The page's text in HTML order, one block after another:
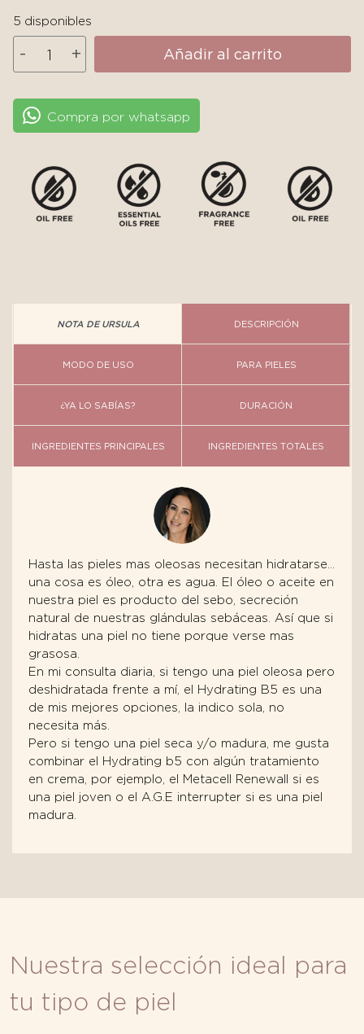
5 disponibles
Hydrating
cantidad
+
- Añadir al carrito
Compra por whatsapp
NOTA DE URSULA DESCRIPCIÓN
MODO DE USO PARA PIELES
¿YA LO SABÍAS? DURACIÓN
INGREDIENTES PRINCIPALES INGREDIENTES TOTALES
Hasta las pieles mas oleosas necesitan hidratarse…
una cosa es óleo, otra es agua. El óleo o aceite en
nuestra piel es producto del sebo, secreción
natural de nuestras glándulas sebáceas. Así que si
hidratas una piel no tiene porque verse mas
grasosa.
En mi consulta diaria, si tengo una piel oleosa pero
deshidratada frente a mí, el Hydrating B5 es una
de mis mejores opciones, la indico sola, no
necesita más.
Pero si tengo una piel seca y/o madura, me gusta
combinar el Hydrating b5 con algún tratamiento
en crema, por ejemplo, el Metacell Renewall si es
una piel joven o el A.G.E interrupter si es una piel
madura.
Nuestra selección ideal para
tu tipo de piel